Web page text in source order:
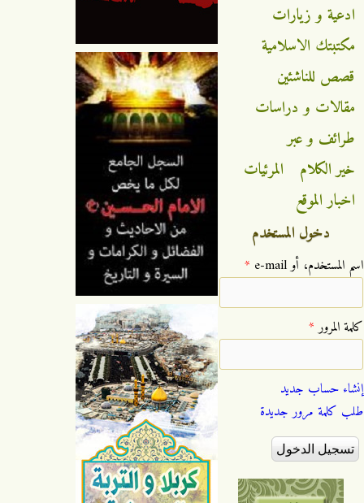
ادعية و زيارات
مكتبتك الاسلامية
قصص للناشئين
مقالات و دراسات
طرائف و عبر
خير الكلام
المرئيات
اخبار الموقع
دخول المستخدم
‏اسم المستخدم، أو e-mail ‏ *
‏كلمة المرور ‏*
إنشاء حساب جديد
طلب كلمة مرور جديدة